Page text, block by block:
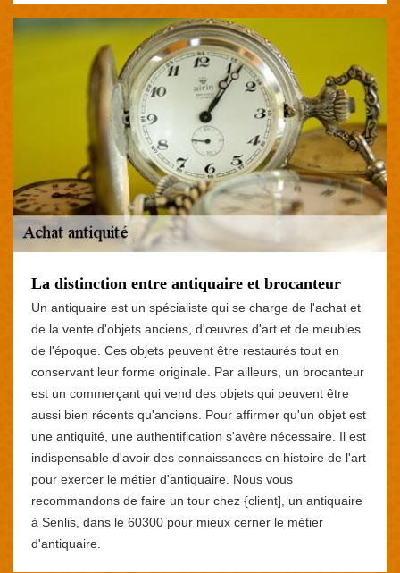
La distinction entre antiquaire et brocanteur
Un antiquaire est un spécialiste qui se charge de l'achat et
de la vente d'objets anciens, d'œuvres d'art et de meubles
de l'époque. Ces objets peuvent être restaurés tout en
conservant leur forme originale. Par ailleurs, un brocanteur
est un commerçant qui vend des objets qui peuvent être
aussi bien récents qu'anciens. Pour affirmer qu'un objet est
une antiquité, une authentification s'avère nécessaire. Il est
indispensable d'avoir des connaissances en histoire de l'art
pour exercer le métier d'antiquaire. Nous vous
recommandons de faire un tour chez {client], un antiquaire
à Senlis, dans le 60300 pour mieux cerner le métier
d'antiquaire.